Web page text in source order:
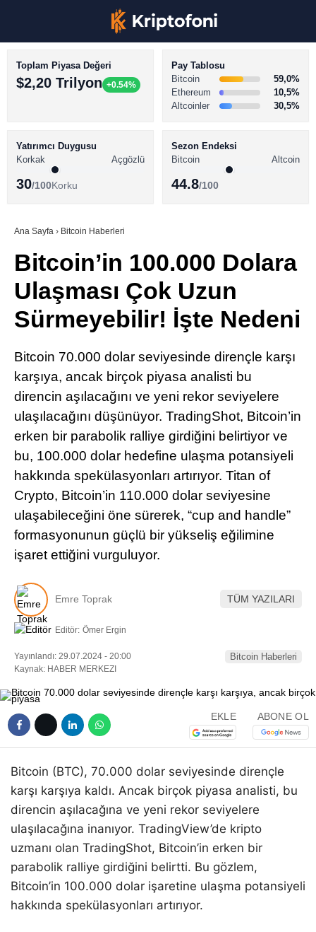
Youtube
TikTok
LinkedIn
Telegram
BİTCOİN HABERLERİ
ALTCOİN HABERLERİ
SÖZLÜK
Toplam Piyasa Değeri
$2,20 Trilyon +0.54%
Pay Tablosu
Bitcoin
59,0%
Ethereum
10,5%
Altcoinler
30,5%
Yatırımcı Duygusu
Korkak
Açgözlü
30/100Korku
Sezon Endeksi
Bitcoin
Altcoin
44.8/100
Ana Sayfa › Bitcoin Haberleri
Bitcoin’in 100.000 Dolara
Ulaşması Çok Uzun
Sürmeyebilir! İşte Nedeni
Bitcoin 70.000 dolar seviyesinde dirençle karşı
karşıya, ancak birçok piyasa analisti bu
direncin aşılacağını ve yeni rekor seviyelere
ulaşılacağını düşünüyor. TradingShot, Bitcoin’in
erken bir parabolik ralliye girdiğini belirtiyor ve
bu, 100.000 dolar hedefine ulaşma potansiyeli
hakkında spekülasyonları artırıyor. Titan of
Crypto, Bitcoin’in 110.000 dolar seviyesine
ulaşabileceğini öne sürerek, “cup and handle”
formasyonunun güçlü bir yükseliş eğilimine
işaret ettiğini vurguluyor.
Emre Toprak TÜM YAZILARI
Editör: Ömer Ergin
Yayınlandı: 29.07.2024 - 20:00
Kaynak: HABER MERKEZI
Bitcoin Haberleri
EKLE ABONE OL
Bitcoin (BTC), 70.000 dolar seviyesinde dirençle
karşı karşıya kaldı. Ancak birçok piyasa analisti, bu
direncin aşılacağına ve yeni rekor seviyelere
ulaşılacağına inanıyor. TradingView’de kripto
uzmanı olan TradingShot, Bitcoin’in erken bir
parabolik ralliye girdiğini belirtti. Bu gözlem,
Bitcoin’in 100.000 dolar işaretine ulaşma potansiyeli
hakkında spekülasyonları artırıyor.